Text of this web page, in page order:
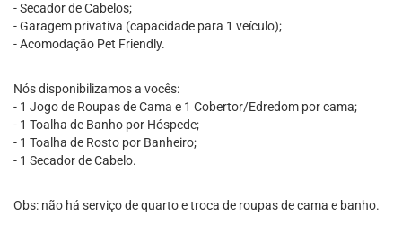
- Secador de Cabelos;
- Garagem privativa (capacidade para 1 veículo);
- Acomodação Pet Friendly.
Nós disponibilizamos a vocês:
- 1 Jogo de Roupas de Cama e 1 Cobertor/Edredom por cama;
- 1 Toalha de Banho por Hóspede;
- 1 Toalha de Rosto por Banheiro;
- 1 Secador de Cabelo.
Obs: não há serviço de quarto e troca de roupas de cama e banho.